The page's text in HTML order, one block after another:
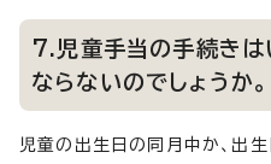
7.児童手当の手続きは
ならないのでしょうか。
児童の出生日の同月中か、出